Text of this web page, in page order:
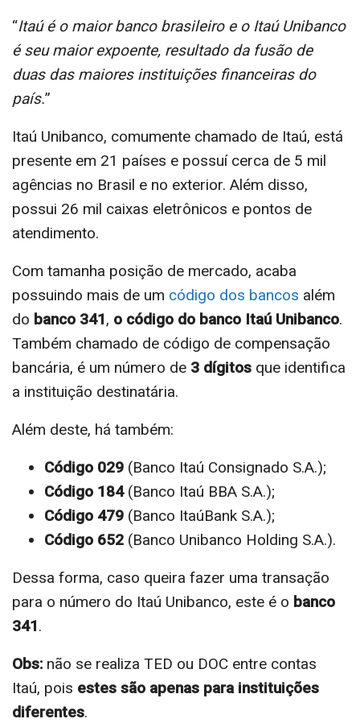
“Itaú é o maior banco brasileiro e o Itaú Unibanco
é seu maior expoente, resultado da fusão de
duas das maiores instituições financeiras do
país.”
Itaú Unibanco, comumente chamado de Itaú, está
presente em 21 países e possuí cerca de 5 mil
agências no Brasil e no exterior. Além disso,
possui 26 mil caixas eletrônicos e pontos de
atendimento.
Com tamanha posição de mercado, acaba
possuindo mais de um código dos bancos além
do banco 341, o código do banco Itaú Unibanco.
Também chamado de código de compensação
bancária, é um número de 3 dígitos que identifica
a instituição destinatária.
Além deste, há também:
Código 029 (Banco Itaú Consignado S.A.);
Código 184(Banco Itaú BBA S.A.);
Código 479 (Banco ItaúBank S.A.);
Código 652 (Banco Unibanco Holding S.A.).
Dessa forma, caso queira fazer uma transação
para o número do Itaú Unibanco, este é o banco
341.
Obs: não se realiza TED ou DOC entre contas
Itaú, pois estes são apenas para instituições
diferentes.